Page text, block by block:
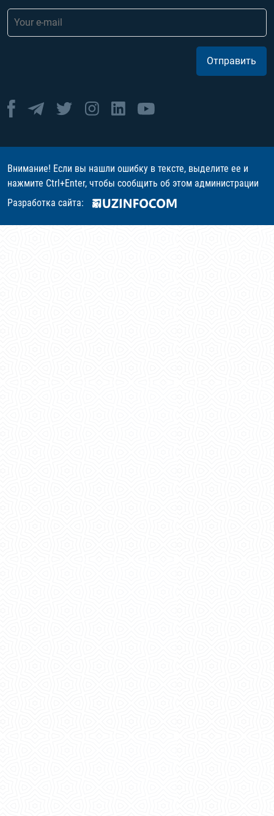
Отправить
Внимание! Если вы нашли ошибку в тексте, выделите ее и
нажмите Ctrl+Enter, чтобы сообщить об этом администрации
Разработка сайта: